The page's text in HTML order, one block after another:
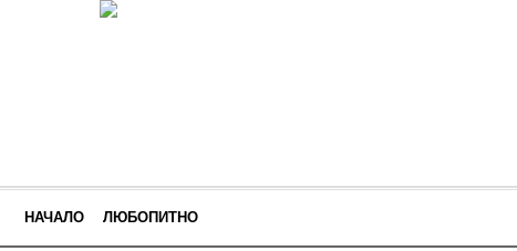
НАЧАЛО ЛЮБОПИТНО